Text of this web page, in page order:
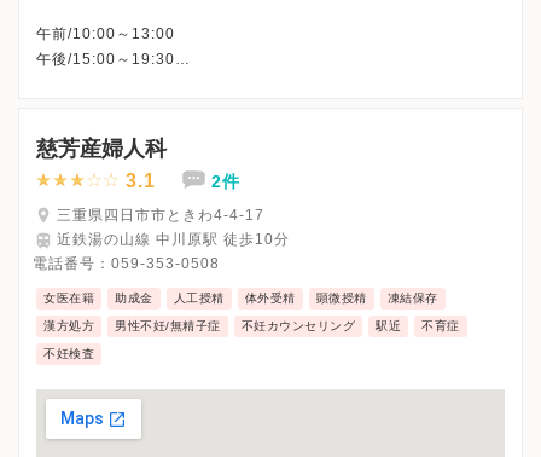
午前/10:00～13:00
午後/15:00～19:30
※詳細はクリニックHPを確認、または直接お問い合わせくださ
慈芳産婦人科
3.1 2件
三重県四日市市ときわ4-4-17
近鉄湯の山線 中川原駅 徒歩10分
電話番号： 059-353-0508
女医在籍 助成金 人工授精 体外受精 顕微授精 凍結保存
漢方処方 男性不妊/無精子症 不妊カウンセリング 駅近 不育症
不妊検査